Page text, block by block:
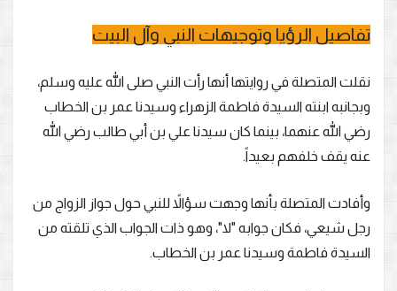
تفاصيل الرؤيا وتوجيهات النبي وآل البيت
نقلت المتصلة في روايتها أنها رأت النبي صلى الله عليه وسلم،
وبجانبه ابنته السيدة فاطمة الزهراء وسيدنا عمر بن الخطاب
رضي الله عنهما، بينما كان سيدنا علي بن أبي طالب رضي الله
عنه يقف خلفهم بعيداً.
وأفادت المتصلة بأنها وجهت سؤالاً للنبي حول جواز الزواج من
رجل شيعي، فكان جوابه "لا"، وهو ذات الجواب الذي تلقته من
السيدة فاطمة وسيدنا عمر بن الخطاب.